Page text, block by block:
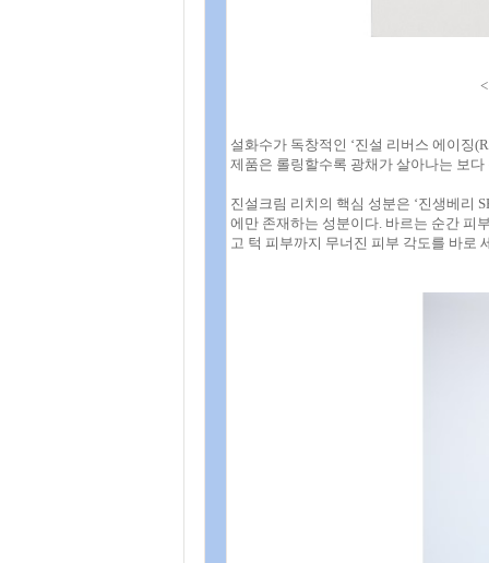
설화수가 독창적인 ‘진설 리버스 에이징
제품은 롤링할수록 광채가 살아나는 보
진설크림 리치의 핵심 성분은 ‘진생베리
에만 존재하는 성분이다. 바르는 순간 피
고 턱 피부까지 무너진 피부 각도를 바로